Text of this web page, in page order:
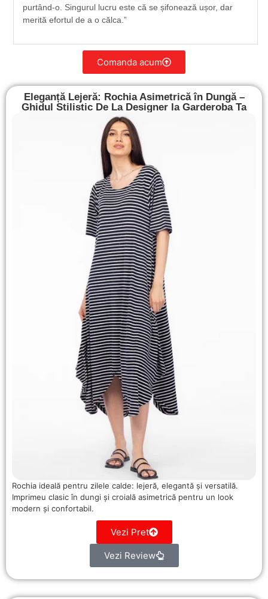
purtând-o. Singurul lucru este că se șifonează ușor, dar
merită efortul de a o călca.”
Comanda acum
Eleganță Lejeră: Rochia Asimetrică în Dungă –
Ghidul Stilistic De La Designer la Garderoba Ta
Rochia ideală pentru zilele calde: lejeră, elegantă și versatilă.
Imprimeu clasic în dungi și croială asimetrică pentru un look
modern și confortabil.
Vezi Pret
Vezi Review